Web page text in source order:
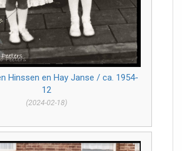
Hinssen en Hay Janse / ca. 1954-
12
(2024-02-18)